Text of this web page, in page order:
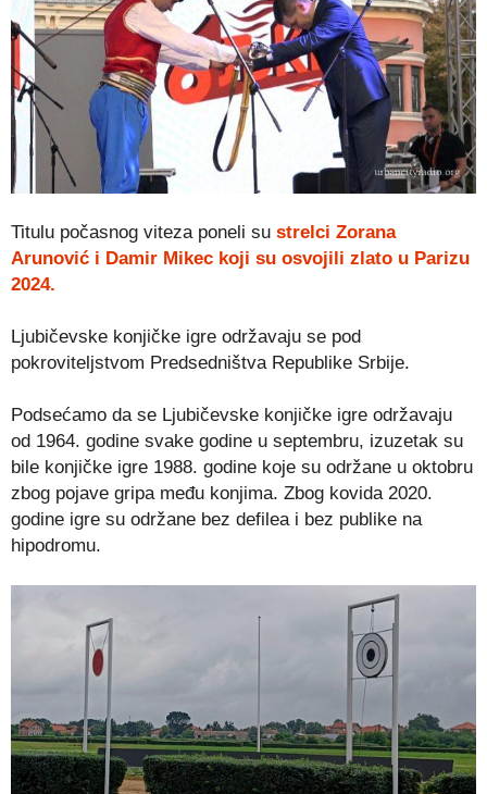
Titulu počasnog viteza poneli su strelci Zorana
Arunović i Damir Mikec koji su osvojili zlato u Parizu
2024.
Ljubičevske konjičke igre održavaju se pod
pokroviteljstvom Predsedništva Republike Srbije.
Podsećamo da se Ljubičevske konjičke igre održavaju
od 1964. godine svake godine u septembru, izuzetak su
bile konjičke igre 1988. godine koje su održane u oktobru
zbog pojave gripa među konjima. Zbog kovida 2020.
godine igre su održane bez defilea i bez publike na
hipodromu.